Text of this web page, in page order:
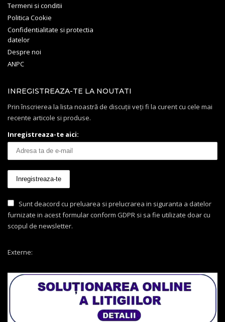
Termeni si conditii
Politica Cookie
Confidentialitate si protectia
datelor
Despre noi
ANPC
INREGISTREAZA-TE LA NOUTATI
Prin înscrierea la lista noastră de discuții veți fi la curent cu cele mai
recente articole si produse.
Inregistreaza-te aici:
Sunt deacord cu preluarea si prelucrarea in siguranta a datelor
furnizate in acest formular conform GDPR si sa fie utilizate doar cu
scopul de newsletter.
Externe: